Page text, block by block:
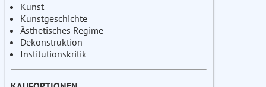
Kunst
Kunstgeschichte
Ästhetisches Regime
Dekonstruktion
Institutionskritik